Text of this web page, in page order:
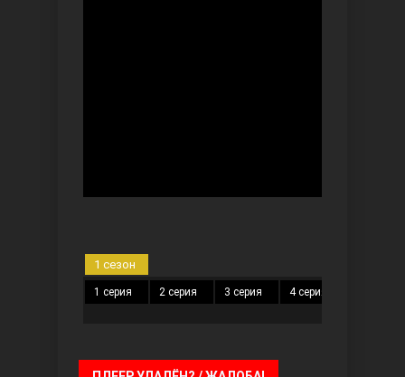
Красивее, чем ты
1 сезон
1 серия 2 серия 3 серия 4 серия